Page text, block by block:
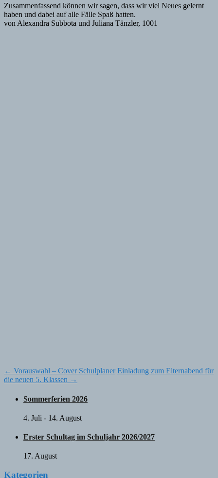
Zusammenfassend können wir sagen, dass wir viel Neues gelernt
haben und dabei auf alle Fälle Spaß hatten.
von Alexandra Subbota und Juliana Tänzler, 1001
Post
navigation
← Vorauswahl – Cover Schulplaner Einladung zum Elternabend für
die neuen 5. Klassen →
Sommerferien 2026
4. Juli - 14. August
Erster Schultag im Schuljahr 2026/2027
17. August
Kategorien